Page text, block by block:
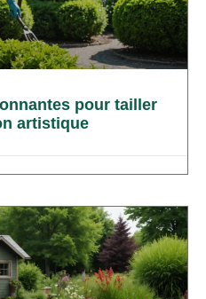
pour tailler
artistique